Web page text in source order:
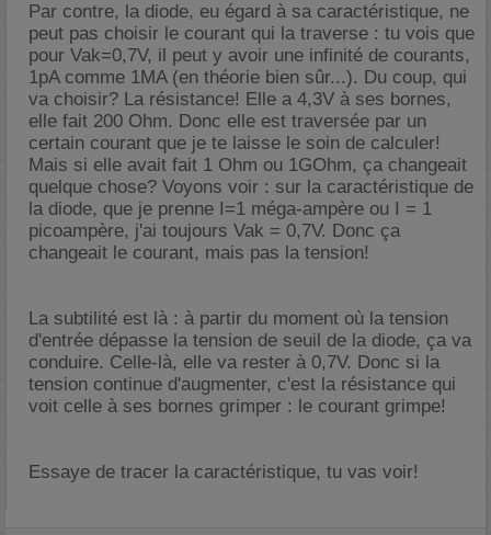
Par contre, la diode, eu égard à sa caractéristique, ne
peut pas choisir le courant qui la traverse : tu vois que
pour Vak=0,7V, il peut y avoir une infinité de courants,
1pA comme 1MA (en théorie bien sûr...). Du coup, qui
va choisir? La résistance! Elle a 4,3V à ses bornes,
elle fait 200 Ohm. Donc elle est traversée par un
certain courant que je te laisse le soin de calculer!
Mais si elle avait fait 1 Ohm ou 1GOhm, ça changeait
quelque chose? Voyons voir : sur la caractéristique de
la diode, que je prenne I=1 méga-ampère ou I = 1
picoampère, j'ai toujours Vak = 0,7V. Donc ça
changeait le courant, mais pas la tension!
La subtilité est là : à partir du moment où la tension
d'entrée dépasse la tension de seuil de la diode, ça va
conduire. Celle-là, elle va rester à 0,7V. Donc si la
tension continue d'augmenter, c'est la résistance qui
voit celle à ses bornes grimper : le courant grimpe!
Essaye de tracer la caractéristique, tu vas voir!